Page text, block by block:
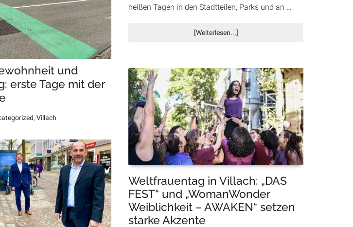
und
erste Tage mit der
, Villach
heißen Tagen in den Stadtteilen, Parks und an …
[Weiterlesen...]Infos
die
SPÖ,
jetzt
alle?
Warum
Eisaktionen
in
Villach
plötzlich
Trend
liegen
Weltfrauentag in Villach: „DAS
FEST“ und „WomanWonder
Weiblichkeit – AWAKEN“ setzen
starke Akzente